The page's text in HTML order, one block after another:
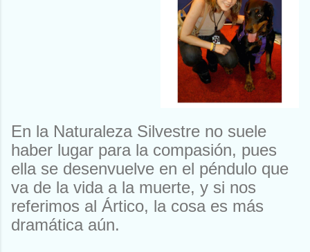
En la Naturaleza Silvestre no suele
haber lugar para la compasión, pues
ella se desenvuelve en el péndulo que
va de la vida a la muerte, y si nos
referimos al Ártico, la cosa es más
dramática aún.